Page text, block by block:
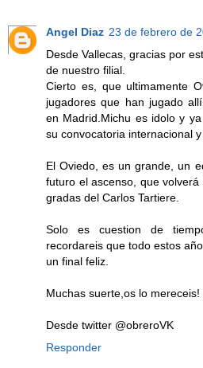
Angel Diaz 23 de febrero de
Desde Vallecas, gracias por
de nuestro filial.
Cierto es, que ultimamente
jugadores que han jugado
en Madrid.Michu es idolo y
su convocatoria internacional
El Oviedo, es un grande, un
futuro el ascenso, que
gradas del Carlos Tartiere.
Solo es cuestion de
recordareis que todo estos
un final feliz.
Muchas suerte,os lo mereceis!
Desde twitter @obreroVK
Responder